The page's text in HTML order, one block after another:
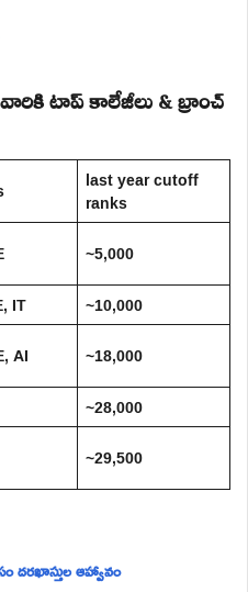
టాప్ కాలేజీలు & బ్రాంచ్
last year cutoff
ranks
~5,000
IT
~10,000
AI
~18,000
~28,000
~29,500
దరఖాస్తుల ఆహ్వానం